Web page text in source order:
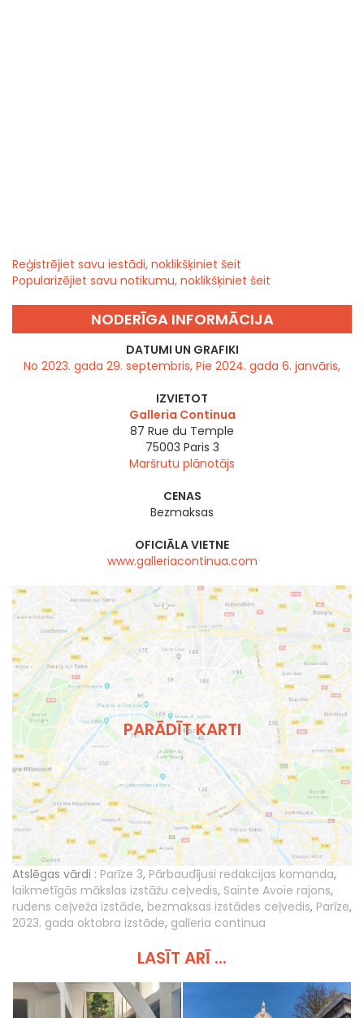
Reģistrējiet savu iestādi, noklikšķiniet šeit
Popularizējiet savu notikumu, noklikšķiniet šeit
NODERĪGA INFORMĀCIJA
DATUMI UN GRAFIKI
No 2023. gada 29. septembris, Pie 2024. gada 6. janvāris,
IZVIETOT
Galleria Continua
87 Rue du Temple
75003 Paris 3
Maršrutu plānotājs
CENAS
Bezmaksas
OFICIĀLA VIETNE
www.galleriacontinua.com
PARĀDĪT KARTI
Atslēgas vārdi : Parīze 3, Pārbaudījusi redakcijas komanda,
laikmetīgās mākslas izstāžu ceļvedis, Sainte Avoie rajons,
rudens ceļveža izstāde, bezmaksas izstādes ceļvedis, Parīze,
2023. gada oktobra izstāde, galleria continua
LASĪT ARĪ ...